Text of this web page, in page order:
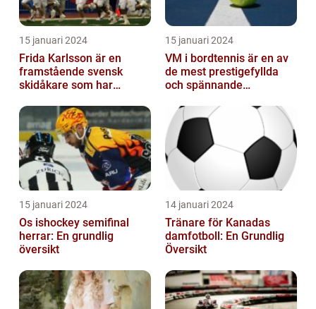
15 januari 2024
Frida Karlsson är en
framstående svensk
skidåkare som har
med sin talang och pr...
15 januari 2024
VM i bordtennis är en av
de mest prestigefyllda
och spännande
sporten varje år
15 januari 2024
Os ishockey semifinal
herrar: En grundlig
översikt
14 januari 2024
Tränare för Kanadas
damfotboll: En Grundlig
Översikt